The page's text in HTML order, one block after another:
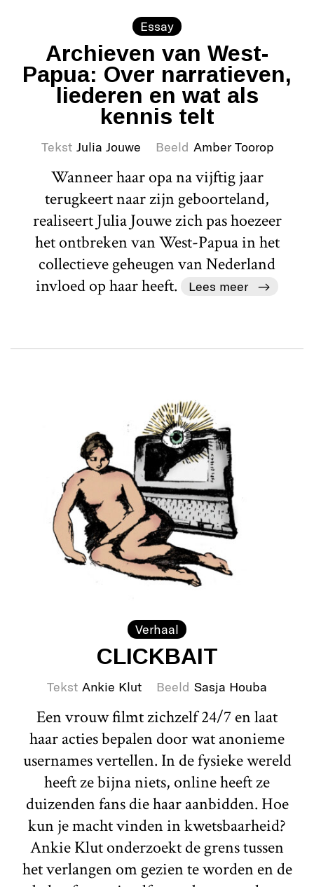
Essay
Archieven van West-
Papua: Over narratieven,
liederen en wat als
kennis telt
Tekst Julia Jouwe Beeld Amber Toorop
Wanneer haar opa na vijftig jaar
terugkeert naar zijn geboorteland,
realiseert Julia Jouwe zich pas hoezeer
het ontbreken van West-Papua in het
collectieve geheugen van Nederland
invloed op haar heeft.
Lees meer
Verhaal
CLICKBAIT
Tekst Ankie Klut Beeld Sasja Houba
Een vrouw filmt zichzelf 24/7 en laat
haar acties bepalen door wat anonieme
usernames vertellen. In de fysieke wereld
heeft ze bijna niets, online heeft ze
duizenden fans die haar aanbidden. Hoe
kun je macht vinden in kwetsbaarheid?
Ankie Klut onderzoekt de grens tussen
het verlangen om gezien te worden en de